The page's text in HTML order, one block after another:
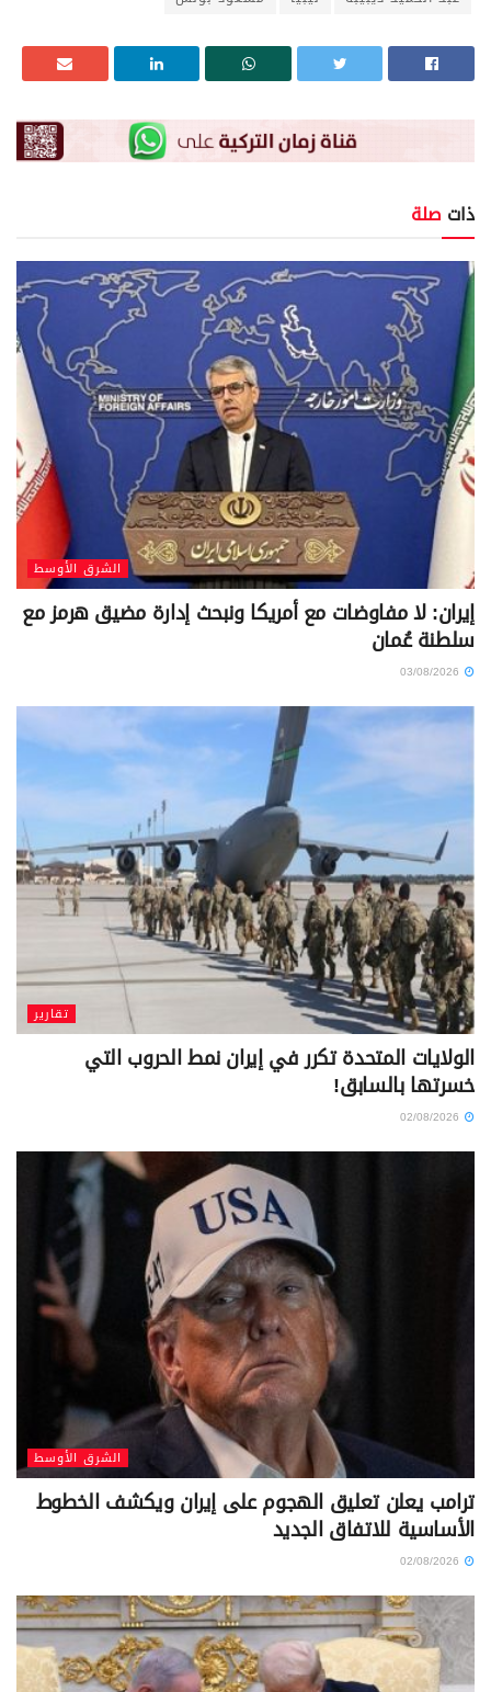
ذات صلة
الشرق الأوسط
إيران: لا مفاوضات مع أمريكا ونبحث إدارة مضيق هرمز مع
سلطنة عُمان
تقارير
الولايات المتحدة تكرر في إيران نمط الحروب التي
خسرتها بالسابق!
الشرق الأوسط
ترامب يعلن تعليق الهجوم على إيران ويكشف الخطوط
الأساسية للاتفاق الجديد